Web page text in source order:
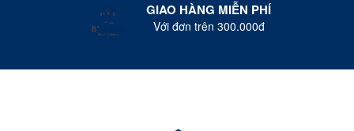
GIAO HÀNG MIỄN PHÍ
Với đơn trên 300.000đ